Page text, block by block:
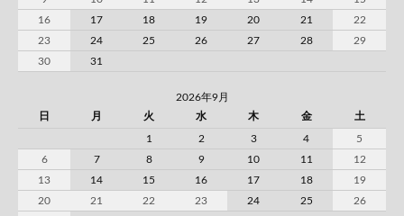
16
17 18 19 20 21
22
23
24 25 26 27 28
29
30
31
2026年9月
日
月 火 水 木 金 土
1 2 3 4
5
6
7 8 9 10 11
12
13
14 15 16 17 18
19
20
21 22 23 24 25 26